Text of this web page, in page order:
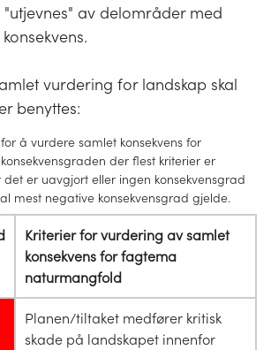
"utjevnes" av delområder med
vurdering for landskap skal
benyttes:
å vurdere samlet konsekvens for
der flest kriterier er
er uavgjort eller ingen konsekvensgrad
mest negative konsekvensgrad gjelde.
Kriterier for vurdering av samlet
konsekvens for fagtema
naturmangfold
Planen/tiltaket medfører kritisk
skade på landskapet innenfor